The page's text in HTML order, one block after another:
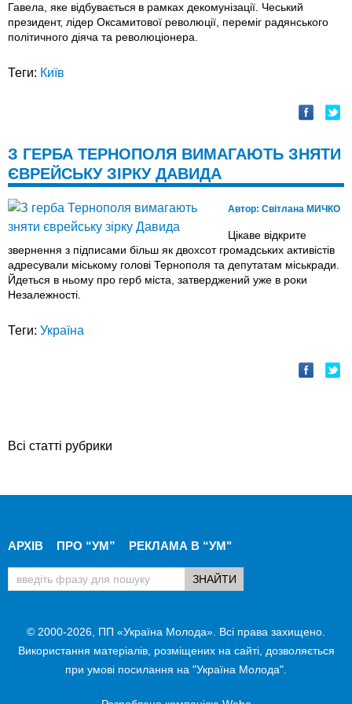
Гавела, яке відбувається в рамках декомунізації. Чеський
президент, лідер Оксамитової революції, переміг радянського
політичного діяча та революціонера.
Теги: Київ
З ГЕРБА ТЕРНОПОЛЯ ВИМАГАЮТЬ ЗНЯТИ
ЄВРЕЙСЬКУ ЗІРКУ ДАВИДА
Автор: Світлана МИЧКО
Цікаве відкрите
звернення з підписами більш як двохсот громадських активістів
адресували міському голові Тернополя та депутатам міськради.
Йдеться в ньому про герб міста, затверджений уже в роки
Незалежності.
Теги: Україна
Всі статті рубрики
АРХІВ ПРО “УМ” РЕКЛАМА В “УМ"
© 2000-2026, ПП «Україна Молода». Всі права захищено.
Використання матеріалів, розміщених на сайті, дозволяється
при умові посилання на "Україна Молода".